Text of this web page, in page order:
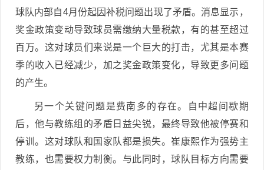
球队内部自4月份起因补税问题出现了矛盾。消息显示，
奖金政策变动导致球员需缴纳大量税款，有的甚至超过
百万。这对球员们来说是一个巨大的打击，尤其是本赛
季的收入已经减少，加之奖金政策变化，导致更多问题
的产生。
另一个关键问题是费南多的存在。自中超间歇期
后，他与教练组的矛盾日益尖锐，最终导致他被停赛和
停训。这对球队和国家队都是损失。崔康熙作为强势主
教练，也需要权力制衡。与此同时，球队目标方向需要